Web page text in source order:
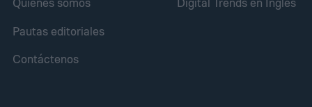
Pautas editoriales
Contáctenos